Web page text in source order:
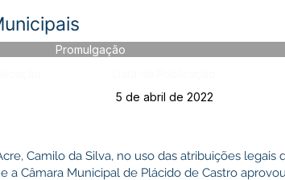
Promulgação
5 de abril de 2022
Camilo da Silva, no uso das atribuições legais
a Câmara Municipal de Plácido de Castro